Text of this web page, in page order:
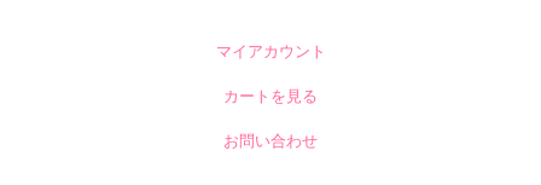
マイアカウント
カートを見る
お問い合わせ